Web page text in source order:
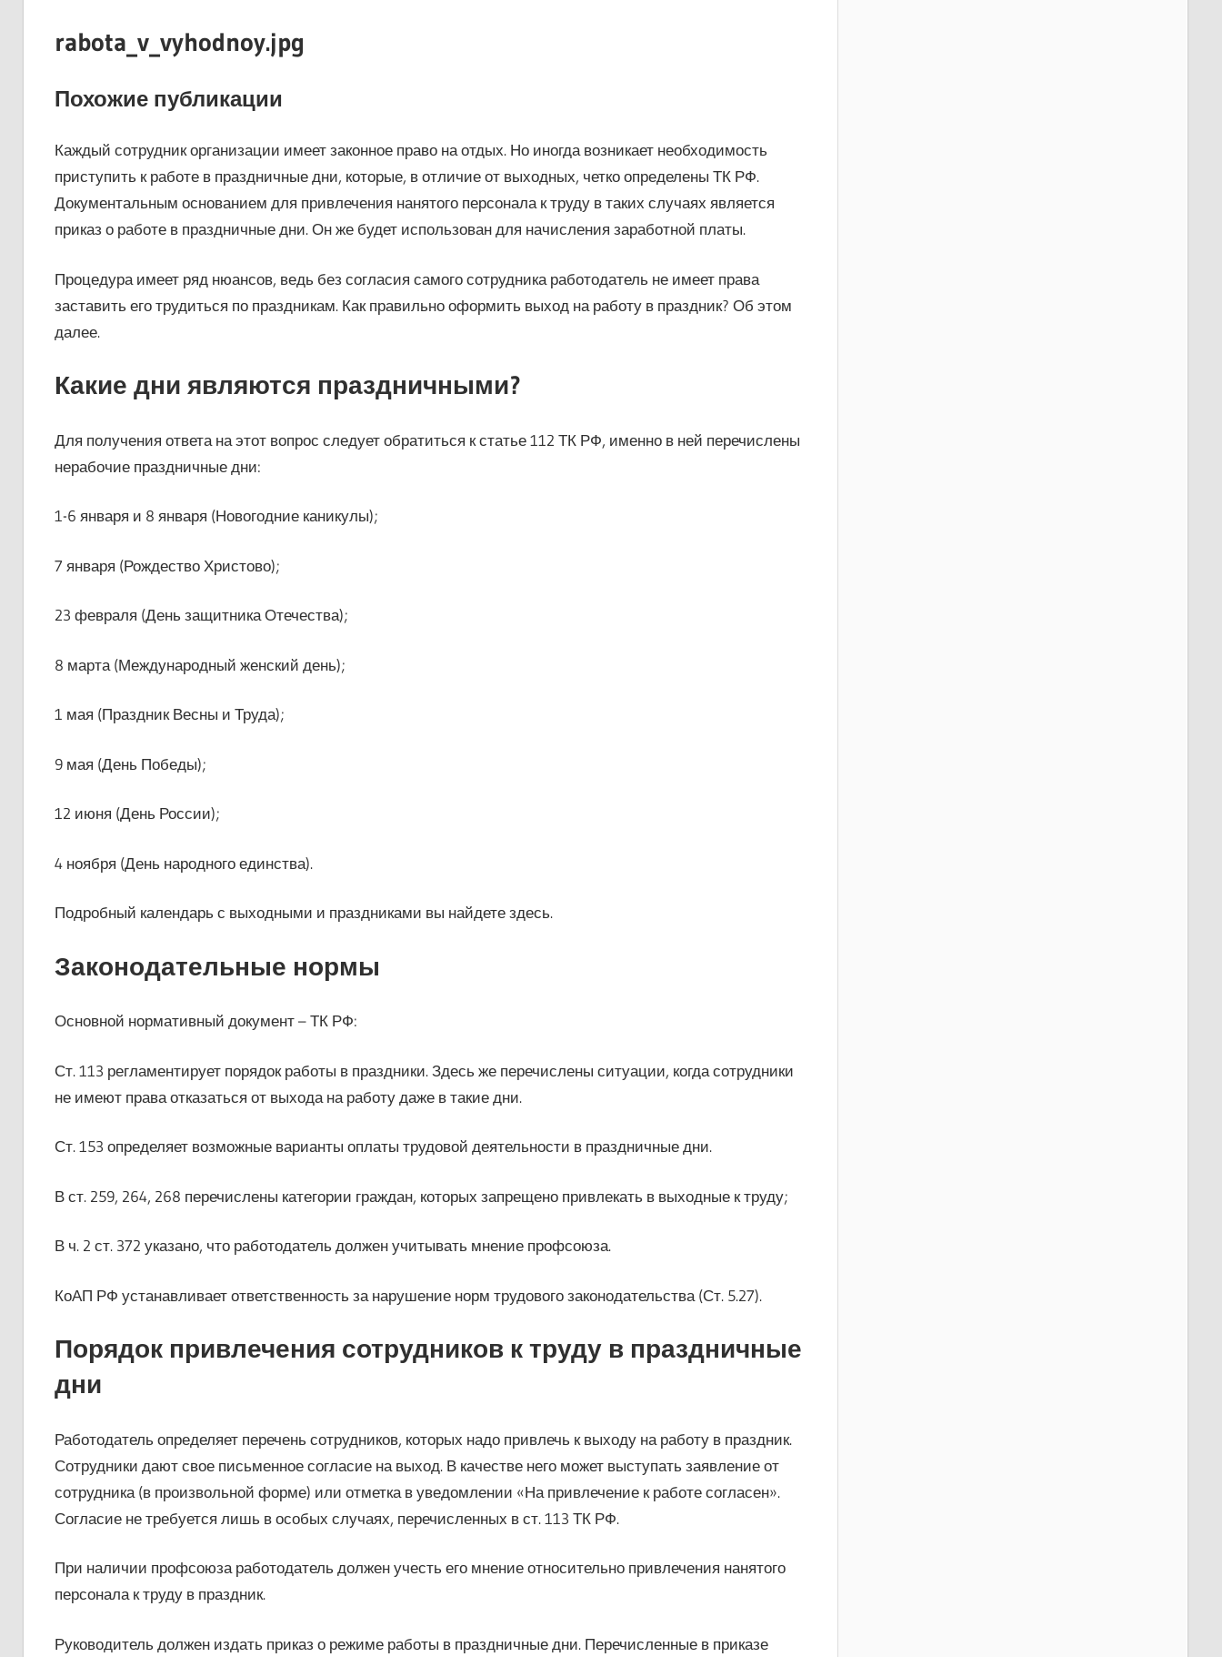
rabota_v_vyhodnoy.jpg
Похожие публикации
Каждый сотрудник организации имеет законное право на отдых. Но иногда возникает необходимость
приступить к работе в праздничные дни, которые, в отличие от выходных, четко определены ТК РФ.
Документальным основанием для привлечения нанятого персонала к труду в таких случаях является
приказ о работе в праздничные дни. Он же будет использован для начисления заработной платы.
Процедура имеет ряд нюансов, ведь без согласия самого сотрудника работодатель не имеет права
заставить его трудиться по праздникам. Как правильно оформить выход на работу в праздник? Об этом
далее.
Какие дни являются праздничными?
Для получения ответа на этот вопрос следует обратиться к статье 112 ТК РФ, именно в ней перечислены
нерабочие праздничные дни:
1-6 января и 8 января (Новогодние каникулы);
7 января (Рождество Христово);
23 февраля (День защитника Отечества);
8 марта (Международный женский день);
1 мая (Праздник Весны и Труда);
9 мая (День Победы);
12 июня (День России);
4 ноября (День народного единства).
Подробный календарь с выходными и праздниками вы найдете здесь.
Законодательные нормы
Основной нормативный документ – ТК РФ:
Ст. 113 регламентирует порядок работы в праздники. Здесь же перечислены ситуации, когда сотрудники
не имеют права отказаться от выхода на работу даже в такие дни.
Ст. 153 определяет возможные варианты оплаты трудовой деятельности в праздничные дни.
В ст. 259, 264, 268 перечислены категории граждан, которых запрещено привлекать в выходные к труду;
В ч. 2 ст. 372 указано, что работодатель должен учитывать мнение профсоюза.
КоАП РФ устанавливает ответственность за нарушение норм трудового законодательства (Ст. 5.27).
Порядок привлечения сотрудников к труду в праздничные
дни
Работодатель определяет перечень сотрудников, которых надо привлечь к выходу на работу в праздник.
Сотрудники дают свое письменное согласие на выход. В качестве него может выступать заявление от
сотрудника (в произвольной форме) или отметка в уведомлении «На привлечение к работе согласен».
Согласие не требуется лишь в особых случаях, перечисленных в ст. 113 ТК РФ.
При наличии профсоюза работодатель должен учесть его мнение относительно привлечения нанятого
персонала к труду в праздник.
Руководитель должен издать приказ о режиме работы в праздничные дни. Перечисленные в приказе